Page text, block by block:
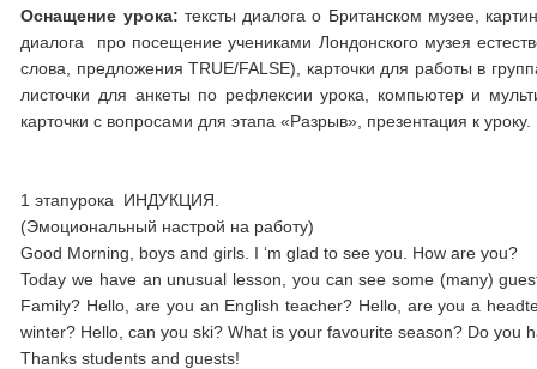
Оснащение урока: тексты диалога о Британском музее,
диалога про посещение учениками Лондонского музея
слова, предложения TRUE/FALSE), карточки для работы в
листочки для анкеты по рефлексии урока, компьютер и
карточки с вопросами для этапа «Разрыв», презентация к уроку.
1 этапурока ИНДУКЦИЯ.
(Эмоциональный настрой на работу)
Good Morning, boys and girls. I ‘m glad to see you. How are you?
Today we have an unusual lesson, you can see some (many)
Family? Hello, are you an English teacher? Hello, are you a
winter? Hello, can you ski? What is your favourite season? Do you
Thanks students and guests!